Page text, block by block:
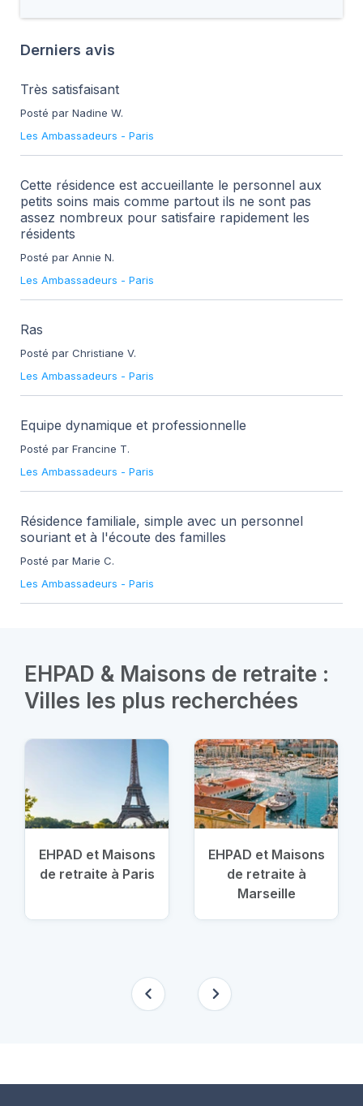
Derniers avis
Très satisfaisant
Posté par Nadine W.
Les Ambassadeurs - Paris
Cette résidence est accueillante le personnel aux
petits soins mais comme partout ils ne sont pas
assez nombreux pour satisfaire rapidement les
résidents
Posté par Annie N.
Les Ambassadeurs - Paris
Ras
Posté par Christiane V.
Les Ambassadeurs - Paris
Equipe dynamique et professionnelle
Posté par Francine T.
Les Ambassadeurs - Paris
Résidence familiale, simple avec un personnel
souriant et à l'écoute des familles
Posté par Marie C.
Les Ambassadeurs - Paris
EHPAD & Maisons de retraite :
Villes les plus recherchées
EHPAD et Maisons
de retraite à Paris
EHPAD et Maisons
de retraite à
Marseille